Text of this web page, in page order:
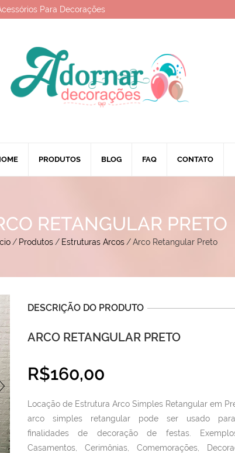
Para Decorações
PRODUTOS BLOG FAQ CONTATO
RETANGULAR PRETO
/ Produtos / Estruturas Arcos / Arco Retangular Preto
DESCRIÇÃO DO PRODUTO
ARCO RETANGULAR PRETO
R$160,00
Locação de Estrutura Arco Simples Retangular em
arco simples retangular pode ser usado
finalidades de decoração de festas.
Casamentos, Cerimônias, Comemorações,